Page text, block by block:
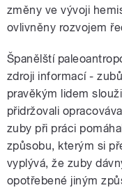
změny ve vývoji
ovlivněny rozvojem
Španělští
zdroji informací -
pravěkým lidem
přidržovali
zuby při práci
způsobu, kterým si
vyplývá, že zuby
opotřebené jiným